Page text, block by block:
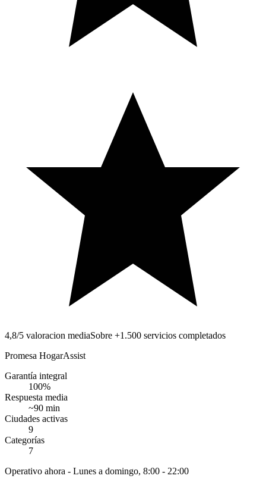
4,8/5 valoracion mediaSobre +1.500 servicios completados
Promesa HogarAssist
Garantía integral
100%
Respuesta media
~90 min
Ciudades activas
9
Categorías
7
Operativo ahora - Lunes a domingo, 8:00 - 22:00